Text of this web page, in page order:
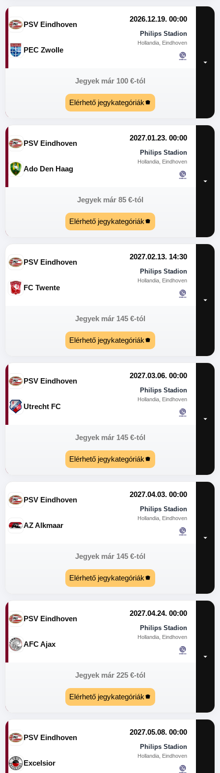
PSV Eindhoven
2026.12.19. 00:00
Philips Stadion
Hollandia, Eindhoven
PEC Zwolle
Jegyek már 100 €-tól
Elérhető jegykategóriák
PSV Eindhoven
2027.01.23. 00:00
Philips Stadion
Hollandia, Eindhoven
Ado Den Haag
Jegyek már 85 €-tól
Elérhető jegykategóriák
PSV Eindhoven
2027.02.13. 14:30
Philips Stadion
Hollandia, Eindhoven
FC Twente
Jegyek már 145 €-tól
Elérhető jegykategóriák
PSV Eindhoven
2027.03.06. 00:00
Philips Stadion
Hollandia, Eindhoven
Utrecht FC
Jegyek már 145 €-tól
Elérhető jegykategóriák
PSV Eindhoven
2027.04.03. 00:00
Philips Stadion
Hollandia, Eindhoven
AZ Alkmaar
Jegyek már 145 €-tól
Elérhető jegykategóriák
PSV Eindhoven
2027.04.24. 00:00
Philips Stadion
Hollandia, Eindhoven
AFC Ajax
Jegyek már 225 €-tól
Elérhető jegykategóriák
PSV Eindhoven
2027.05.08. 00:00
Philips Stadion
Hollandia, Eindhoven
Excelsior